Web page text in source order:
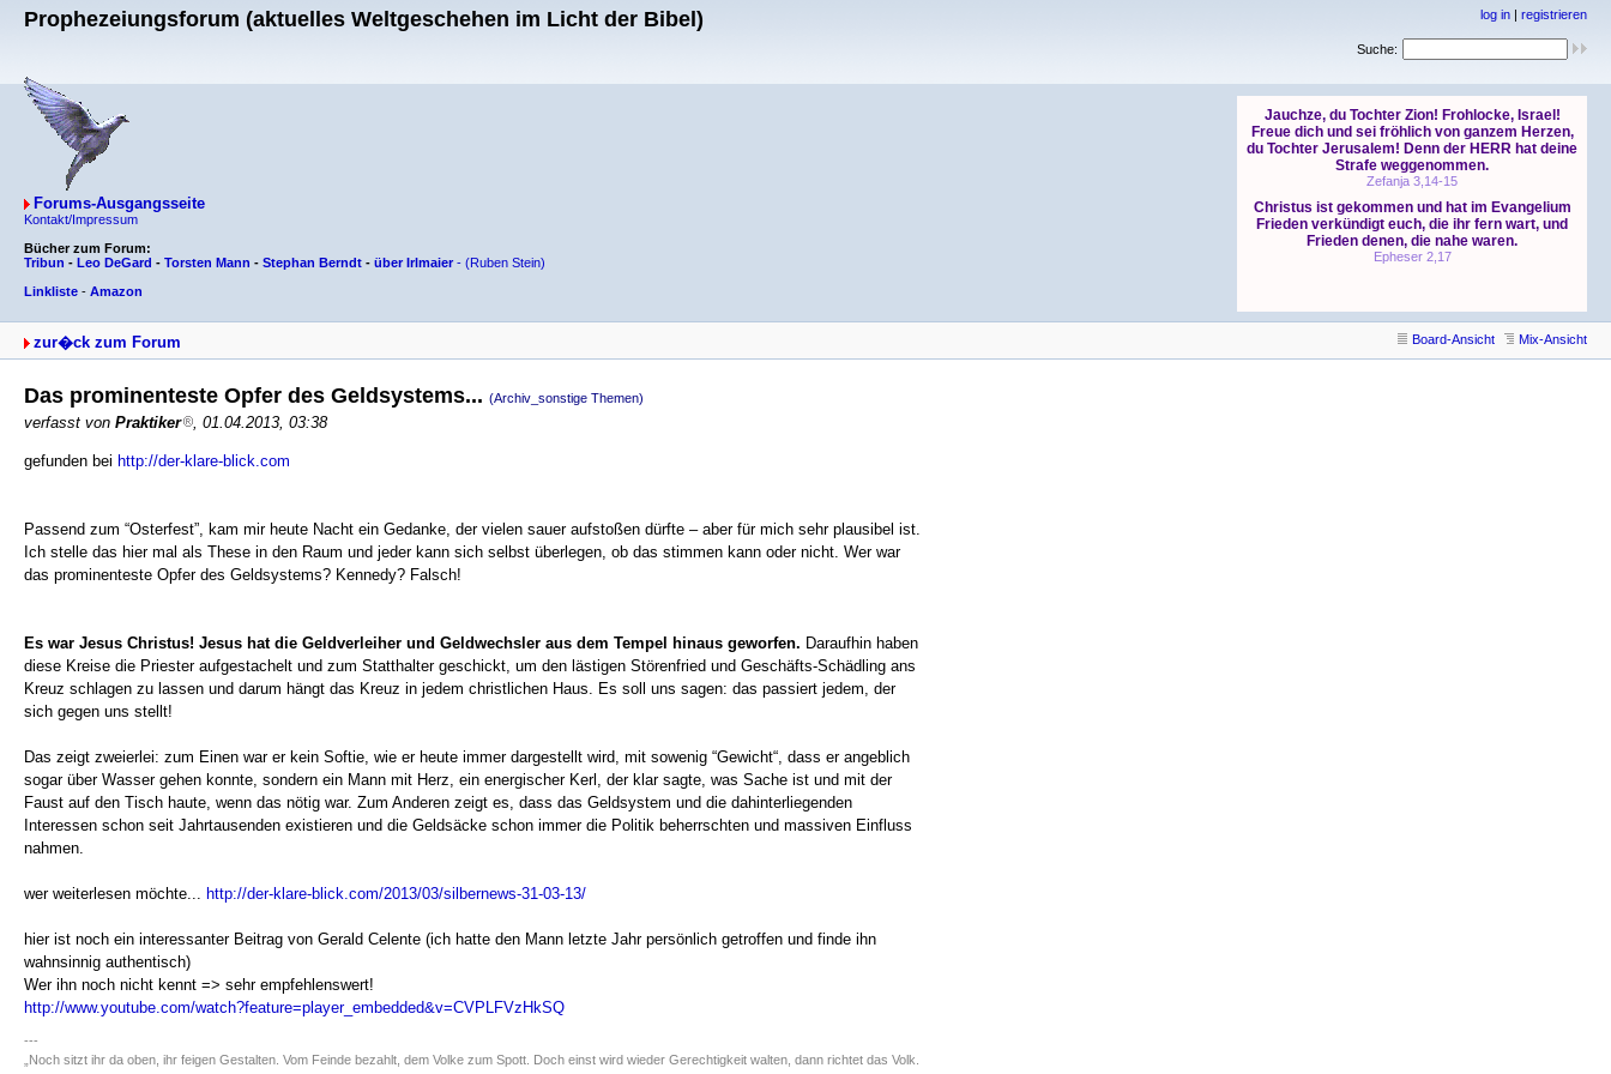
Prophezeiungsforum (aktuelles Weltgeschehen im Licht der Bibel)
Forums-Ausgangsseite
Kontakt/Impressum
Bücher zum Forum:
Tribun - Leo DeGard - Torsten Mann - Stephan Berndt - über Irlmaier - (Ruben Stein)
Linkliste - Amazon
log in | registrieren
Suche:
zur�ck zum Forum Board-Ansicht Mix-Ansicht
Das prominenteste Opfer des Geldsystems... (Archiv_sonstige Themen)
verfasst von Praktiker , 01.04.2013, 03:38
gefunden bei http://der-klare-blick.com
Passend zum “Osterfest”, kam mir heute Nacht ein Gedanke, der vielen sauer aufstoßen dürfte – aber für mich sehr plausibel ist.
Ich stelle das hier mal als These in den Raum und jeder kann sich selbst überlegen, ob das stimmen kann oder nicht. Wer war
das prominenteste Opfer des Geldsystems? Kennedy? Falsch!
Es war Jesus Christus! Jesus hat die Geldverleiher und Geldwechsler aus dem Tempel hinaus geworfen. Daraufhin haben
diese Kreise die Priester aufgestachelt und zum Statthalter geschickt, um den lästigen Störenfried und Geschäfts-Schädling ans
Kreuz schlagen zu lassen und darum hängt das Kreuz in jedem christlichen Haus. Es soll uns sagen: das passiert jedem, der
sich gegen uns stellt!
Das zeigt zweierlei: zum Einen war er kein Softie, wie er heute immer dargestellt wird, mit sowenig “Gewicht“, dass er angeblich
sogar über Wasser gehen konnte, sondern ein Mann mit Herz, ein energischer Kerl, der klar sagte, was Sache ist und mit der
Faust auf den Tisch haute, wenn das nötig war. Zum Anderen zeigt es, dass das Geldsystem und die dahinterliegenden
Interessen schon seit Jahrtausenden existieren und die Geldsäcke schon immer die Politik beherrschten und massiven Einfluss
nahmen.
wer weiterlesen möchte... http://der-klare-blick.com/2013/03/silbernews-31-03-13/
hier ist noch ein interessanter Beitrag von Gerald Celente (ich hatte den Mann letzte Jahr persönlich getroffen und finde ihn
wahnsinnig authentisch)
Wer ihn noch nicht kennt => sehr empfehlenswert!
http://www.youtube.com/watch?feature=player_embedded&v=CVPLFVzHkSQ
---
„Noch sitzt ihr da oben, ihr feigen Gestalten. Vom Feinde bezahlt, dem Volke zum Spott. Doch einst wird wieder Gerechtigkeit walten, dann richtet das Volk.